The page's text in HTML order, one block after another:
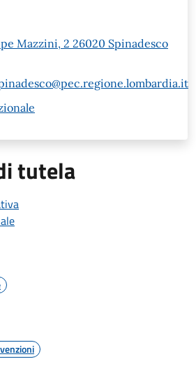
Mazzini, 2 26020 Spinadesco
tutela